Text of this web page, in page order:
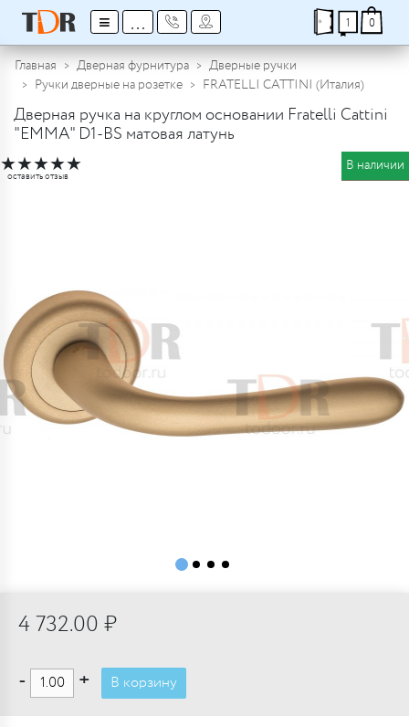
≡ ... 1 0
Главная Дверная фурнитура
Дверные ручки
Ручки дверные на розетке
FRATELLI CATTINI (Италия)
Дверная ручка на круглом основании Fratelli Cattini
"EMMA" D1-BS матовая латунь
★★★★★
оставить отзыв
В наличии
4 732.00 ₽
- + В корзину